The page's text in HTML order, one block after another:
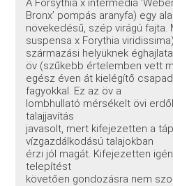
A Forsythia x intermedia
Bronx’ pompás aranyfa) egy
növekedésű, szép virágú fajta.
suspensa x Forythia
származási helyüknek
öv (szűkebb értelemben vett
egész éven át kielégítő
fagyokkal. Ez az öv a
lombhullató mérsékelt övi
talajjavítás
javasolt, mert kifejezetten a
vízgazdálkodású talajokban
érzi jól magát. Kifejezetten
telepítést
követően gondozásra nem